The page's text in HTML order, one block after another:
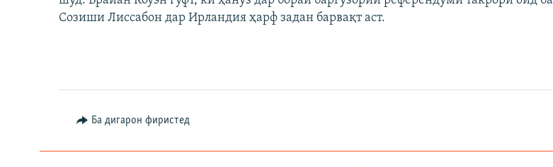
Созиши Лиссабон дар Ирландия ҳарф задан барвақт аст.
Ба дигарон фиристед